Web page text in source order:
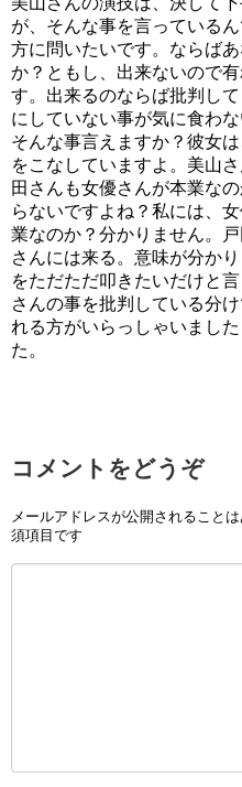
しかったのではないでしょ
蝶乃舞花は、キュアホイッ
ミステリアスで凛としてい
てはちょっと違いますね。
スポンサーリンク
色も紫だし、どちらかとい
が、そんな事を言っている
方に問いたいです。ならば
か？ともし、出来ないので
す。出来るのならば批判し
にしていない事が気に食わ
そんな事言えますか？彼女
をこなしていますよ。美山
田さんも女優さんが本業な
らないですよね？私には、
業なのか？分かりません。
さんには来る。意味が分か
をただただ叩きたいだけと
さんの事を批判している分
れる方がいらっしゃいまし
た。
コメントをどうぞ
メールアドレスが公開されることは
須項目です